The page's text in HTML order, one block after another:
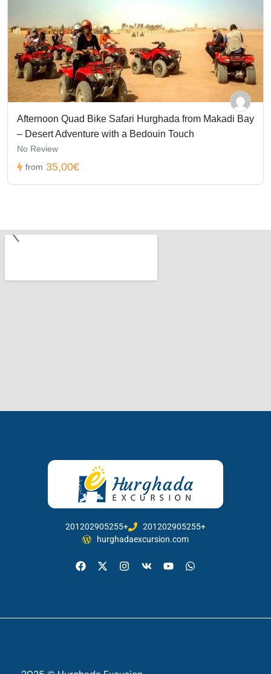
Afternoon Quad Bike Safari Hurghada from Makadi Bay
– Desert Adventure with a Bedouin Touch
No Review
from 35,00€
201202905255+
201202905255+
hurghadaexcursion.com